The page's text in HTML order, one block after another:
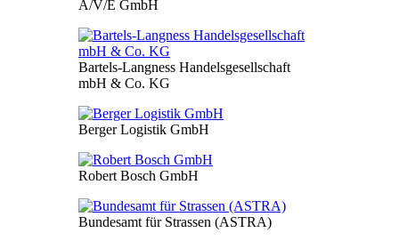
A/V/E GmbH
Bartels-Langness Handelsgesellschaft
mbH & Co. KG
Berger Logistik GmbH
Robert Bosch GmbH
Bundesamt für Strassen (ASTRA)